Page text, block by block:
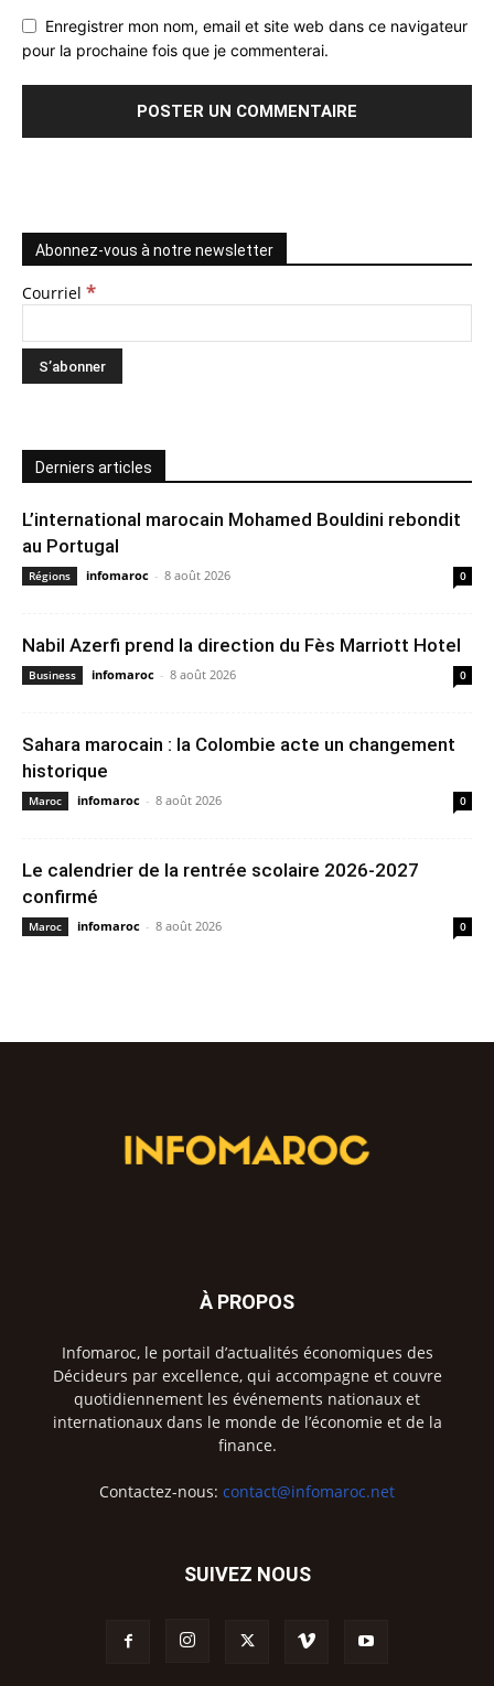
Enregistrer mon nom, email et site web dans ce navigateur
pour la prochaine fois que je commenterai.
Abonnez-vous à notre newsletter
Courriel *
Derniers articles
L’international marocain Mohamed Bouldini rebondit
au Portugal
Régions infomaroc - 8 août 2026 0
Nabil Azerfi prend la direction du Fès Marriott Hotel
Business infomaroc - 8 août 2026 0
Sahara marocain : la Colombie acte un changement
historique
Maroc infomaroc - 8 août 2026 0
Le calendrier de la rentrée scolaire 2026-2027
confirmé
Maroc infomaroc - 8 août 2026 0
À PROPOS
Infomaroc, le portail d’actualités économiques des
Décideurs par excellence, qui accompagne et couvre
quotidiennement les événements nationaux et
internationaux dans le monde de l’économie et de la
finance.
Contactez-nous: contact@infomaroc.net
SUIVEZ NOUS